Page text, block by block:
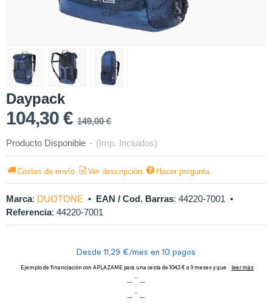
Daypack
104,30 € 149,00 €
Producto Disponible - (Imp. Incluidos)
Costes de envío Ver descripción Hacer pregunta
Marca: DUOTONE • EAN / Cod. Barras: 44220-7001 •
Referencia: 44220-7001